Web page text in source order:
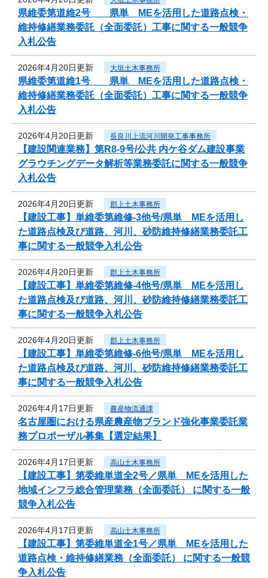
県維委第道維2号 県単 MEを活用した道路点検・
維持修繕業務委託（全面委託）工事に関する一般競争
入札公告
2026年4月20日更新 大垣土木事務所
県維委第道維1号 県単 MEを活用した道路点検・
維持修繕業務委託（全面委託）工事に関する一般競争
入札公告
2026年4月20日更新 長良川上流河川開発工事事務所
【建設関連業務】第R8-9号/公共 内ケ谷ダム建設事業
グラウチングデータ解析等業務委託に関する一般競争
入札公告
2026年4月20日更新 郡上土木事務所
【建設工事】単維委第維修‐3他号/県単 MEを活用し
た道路点検及び道路、河川、砂防維持修繕業務委託工
事に関する一般競争入札公告
2026年4月20日更新 郡上土木事務所
【建設工事】単維委第維修‐4他号/県単 MEを活用し
た道路点検及び道路、河川、砂防維持修繕業務委託工
事に関する一般競争入札公告
2026年4月20日更新 郡上土木事務所
【建設工事】単維委第維修‐6他号/県単 MEを活用し
た道路点検及び道路、河川、砂防維持修繕業務委託工
事に関する一般競争入札公告
2026年4月17日更新 農産物流通課
名古屋圏における県産農産物ブランド強化事業委託業
務プロポーザル募集【選定結果】
2026年4月17日更新 高山土木事務所
【建設工事】第委維単道全2号／県単 MEを活用した
地域インフラ総合管理業務（全面委託） に関する一般
競争入札公告
2026年4月17日更新 高山土木事務所
【建設工事】第委維単道全1号／県単 MEを活用した
道路点検・維持修繕業務（全面委託） に関する一般競
争入札公告